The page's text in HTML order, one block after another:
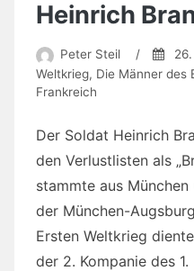
Heinrich
Peter Steil /
Weltkrieg, Die Männer des
Frankreich
Der Soldat Heinrich
den Verlustlisten als
stammte aus
der München-
Ersten Weltkrieg
der 2. Kompanie des